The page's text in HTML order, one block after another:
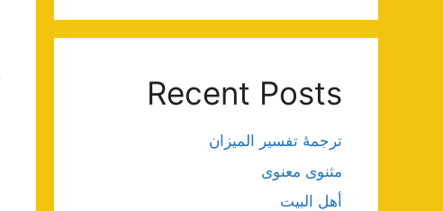
Recent Posts
ترجمۀ تفسیر المیزان
مثنوی معنوی
أهل البيت